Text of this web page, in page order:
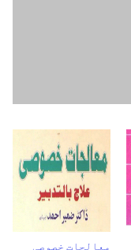
معالجاتِ خصوصی